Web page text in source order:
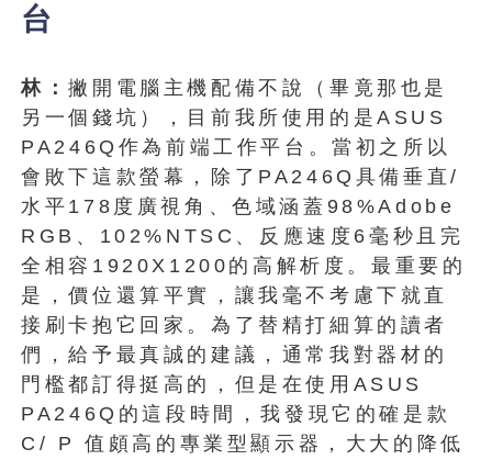
台
林：撇開電腦主機配備不說（畢竟那也是
另一個錢坑），目前我所使用的是ASUS
PA246Q作為前端工作平台。當初之所以
會敗下這款螢幕，除了PA246Q具備垂直/
水平178度廣視角、色域涵蓋98%Adobe
RGB、102%NTSC、反應速度6毫秒且完
全相容1920X1200的高解析度。最重要的
是，價位還算平實，讓我毫不考慮下就直
接刷卡抱它回家。為了替精打細算的讀者
們，給予最真誠的建議，通常我對器材的
門檻都訂得挺高的，但是在使用ASUS
PA246Q的這段時間，我發現它的確是款
C/ P 值頗高的專業型顯示器，大大的降低